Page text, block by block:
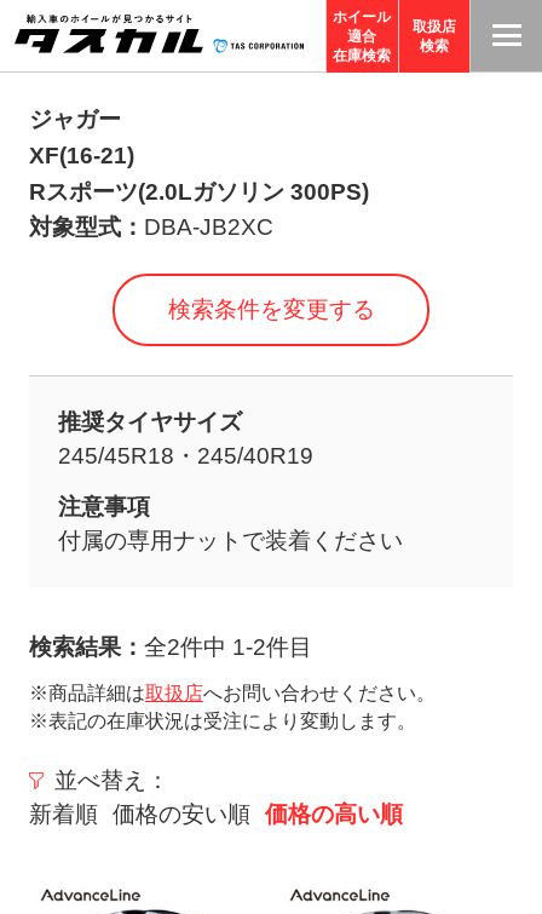
ホイール
適合
在庫検索
取扱店
検索
ジャガー
XF(16-21)
Rスポーツ(2.0Lガソリン 300PS)
対象型式： DBA-JB2XC
検索条件を変更する
推奨タイヤサイズ
245/45R18・245/40R19
注意事項
付属の専用ナットで装着ください
検索結果： 全2件中 1-2件目
※商品詳細は取扱店へお問い合わせください。
※表記の在庫状況は受注により変動します。
並べ替え：
新着順 価格の安い順 価格の高い順
T